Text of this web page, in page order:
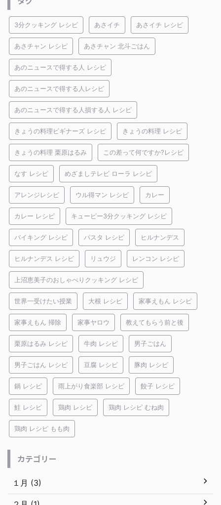
3分クッキング レシピ あさイチ あさイチ レシピ
あさチャン レシピ あさチャン 北斗ごはん
あのニュースで得する人 レシピ
あのニュースで得する人レシピ
あのニュースで得する人損する人 レシピ
きょうの料理ビギナーズ レシピ きょうの料理 レシピ
きょうの料理 栗原はるみ この差って何ですか?レシピ
なす レシピ めざましテレビ ローラ レシピ
アレンジレシピ ウル得マン レシピ カレー
カレー レシピ キューピー3分クッキング レシピ
バイキング レシピ パスタ レシピ ヒルナンデス
ヒルナンデス レシピ リュウジ レンコン レシピ
上沼恵美子のおしゃべりクッキング レシピ
世界一受けたい授業 大根 レシピ 家事えもん レシピ
家事えもん 掃除 家事ヤロウ 教えてもらう前と後
栗原はるみ レシピ 牛肉 レシピ 男子ごはん
男子ごはん レシピ 豆腐 レシピ 豚肉 レシピ
鍋 レシピ 雨上がり食楽部 レシピ 餃子 レシピ
鮭 レシピ 鶏肉 レシピ 鶏肉 レシピ むね肉
鶏肉 レシピ もも肉
カテゴリー
１月 (3)